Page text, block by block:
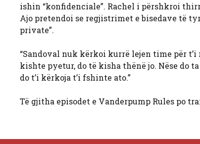
ishin “konfidenciale”. Rachel i përshkroi
Ajo pretendoi se regjistrimet e bisedave të
private”.
“Sandoval nuk kërkoi kurrë lejen time për t’i
kishte pyetur, do të kisha thënë jo. Nëse do
do t’i kërkoja t’i fshinte ato.”
Të gjitha episodet e Vanderpump Rules po